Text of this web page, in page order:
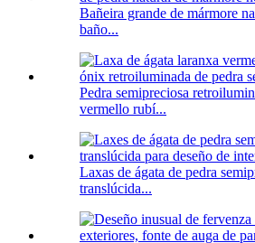
Bañeira grande de mármore
baño...
Pedra semipreciosa
vermello rubí...
Laxas de ágata de pedra
translúcida...